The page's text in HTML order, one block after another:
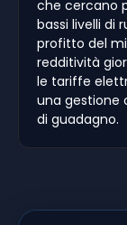
che cercano
bassi livelli di
profitto del
redditività
le tariffe
una gestione
di guadagno.